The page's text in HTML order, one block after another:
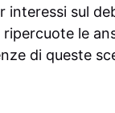
sul
le
di queste